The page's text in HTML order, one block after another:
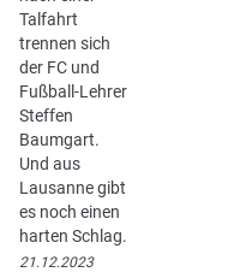
Talfahrt
trennen sich
der FC und
Fußball-Lehrer
Steffen
Baumgart.
Und aus
Lausanne gibt
es noch einen
harten Schlag.
21.12.2023